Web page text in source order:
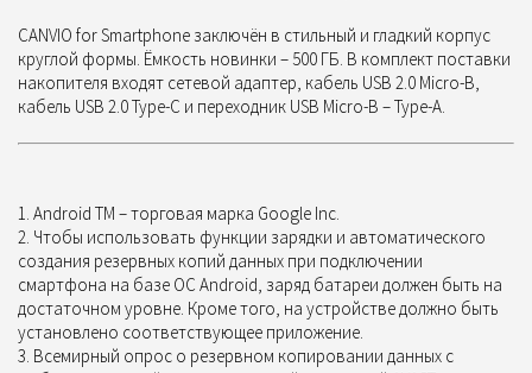
CANVIO for Smartphone заключён в стильный и гладкий корпус
круглой формы. Ёмкость новинки – 500 ГБ. В комплект поставки
накопителя входят сетевой адаптер, кабель USB 2.0 Micro-B,
кабель USB 2.0 Type-C и переходник USB Micro-B – Type-A.
Android TM – торговая марка Google Inc.
Чтобы использовать функции зарядки и автоматического
создания резервных копий данных при подключении
смартфона на базе ОС Android, заряд батареи должен быть на
достаточном уровне. Кроме того, на устройстве должно быть
установлено соответствующее приложение.
Всемирный опрос о резервном копировании данных с